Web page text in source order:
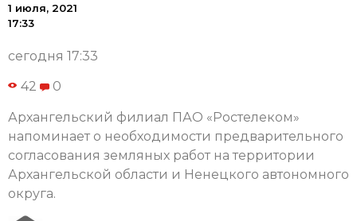
1 июля, 2021
17:33
сегодня 17:33
42 0
Архангельский филиал ПАО «Ростелеком»
напоминает о необходимости предварительного
согласования земляных работ на территории
Архангельской области и Ненецкого автономного
округа.